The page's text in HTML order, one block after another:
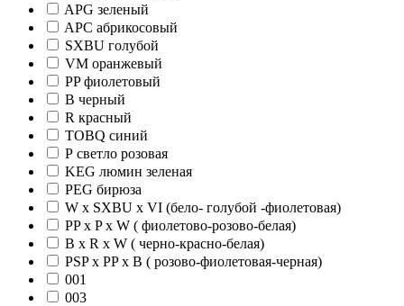
APG зеленый
APC абрикосовый
SXBU голубой
VM оранжевый
PP фиолетовый
B черный
R красный
TOBQ синий
Р светло розовая
KEG люмин зеленая
PEG бирюза
W x SXBU x VI (бело- голубой -фиолетовая)
PP x P x W ( фиолетово-розово-белая)
B x R x W ( черно-красно-белая)
PSP x PP x B ( розово-фиолетовая-черная)
001
003